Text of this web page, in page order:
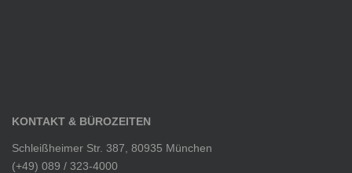
KONTAKT & BÜROZEITEN
Schleißheimer Str. 387, 80935 München
(+49) 089 / 323-4000